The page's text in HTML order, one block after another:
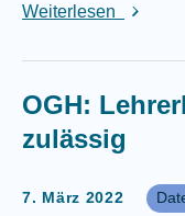
Weiterlesen
OGH:
zulässig
7. März 2022